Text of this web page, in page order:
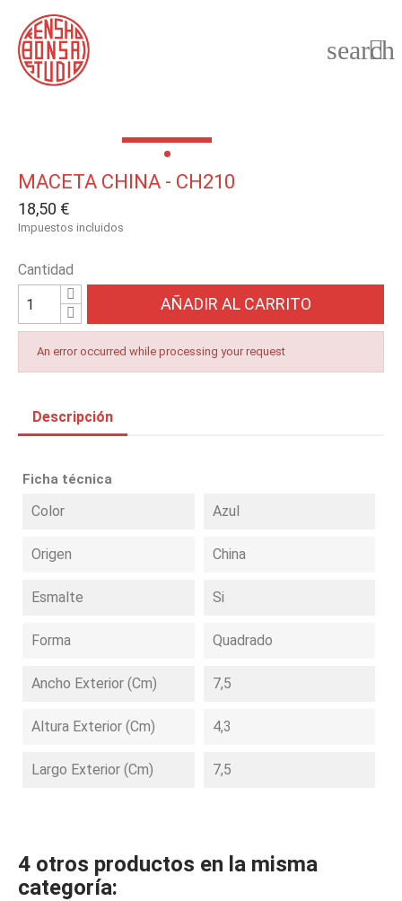

search
MACETA CHINA - CH210
18,50 €
Impuestos incluidos
Cantidad
AÑADIR AL CARRITO
An error occurred while processing your request
Descripción
Ficha técnica
Color Azul
Origen China
Esmalte Si
Forma Quadrado
Ancho Exterior (cm) 7,5
Altura Exterior (cm) 4,3
Largo Exterior (cm) 7,5
4 otros productos en la misma
categoría: